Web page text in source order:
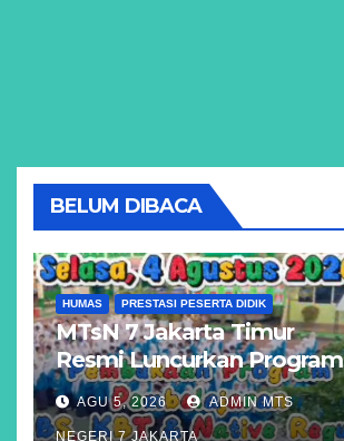
BELUM DIBACA
HUMAS PRESTASI PESERTA DIDIK
MTsN 7 Jakarta Timur
Resmi Luncurkan Program
Unggulan KBS, KBT, dan
Kelas Reguler Native
AGU 5, 2026 ADMIN MTS
NEGERI 7 JAKARTA